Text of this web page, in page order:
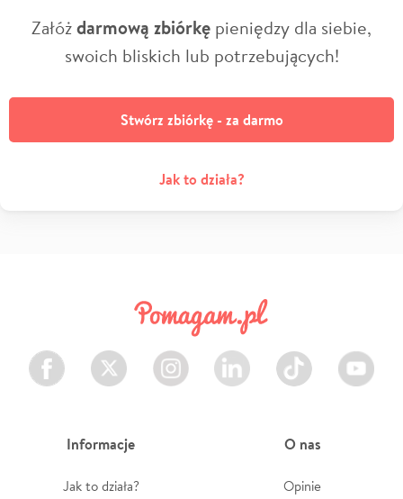
Załóżdarmową zbiórkę pieniędzy dla siebie,
swoich bliskich lub potrzebujących!
Stwórz zbiórkę - za darmo
Jak to działa?
Facebook Twitter Instagram LinkedIn TikTok Youtube
Informacje
Jak to działa?
O nas
Opinie